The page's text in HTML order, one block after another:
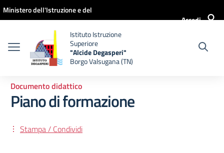
Vai ai contenuti
Vai al menu di navigazione
Vai al footer
Ministero dell'Istruzione e del
Accedi
Istituto Istruzione
Superiore
"Alcide Degasperi"
Borgo Valsugana (TN)
Documento didattico
Piano di formazione
Stampa / Condividi